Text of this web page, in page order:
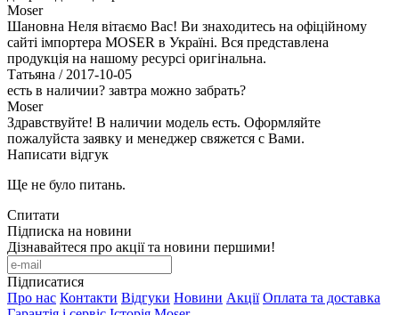
Moser
Шановна Неля вітаємо Вас! Ви знаходитесь на офіційному
сайті імпортера MOSER в Україні. Вся представлена
продукція на нашому ресурсі оригінальна.
Татьяна / 2017-10-05
есть в наличии? завтра можно забрать?
Moser
Здравствуйте! В наличии модель есть. Оформляйте
пожалуйста заявку и менеджер свяжется с Вами.
Написати відгук
Ще не було питань.
Спитати
Підписка на новини
Дізнавайтеся про акції та новини першими!
Підписатися
Про нас Контакти Відгуки Новини Акції Оплата та доставка